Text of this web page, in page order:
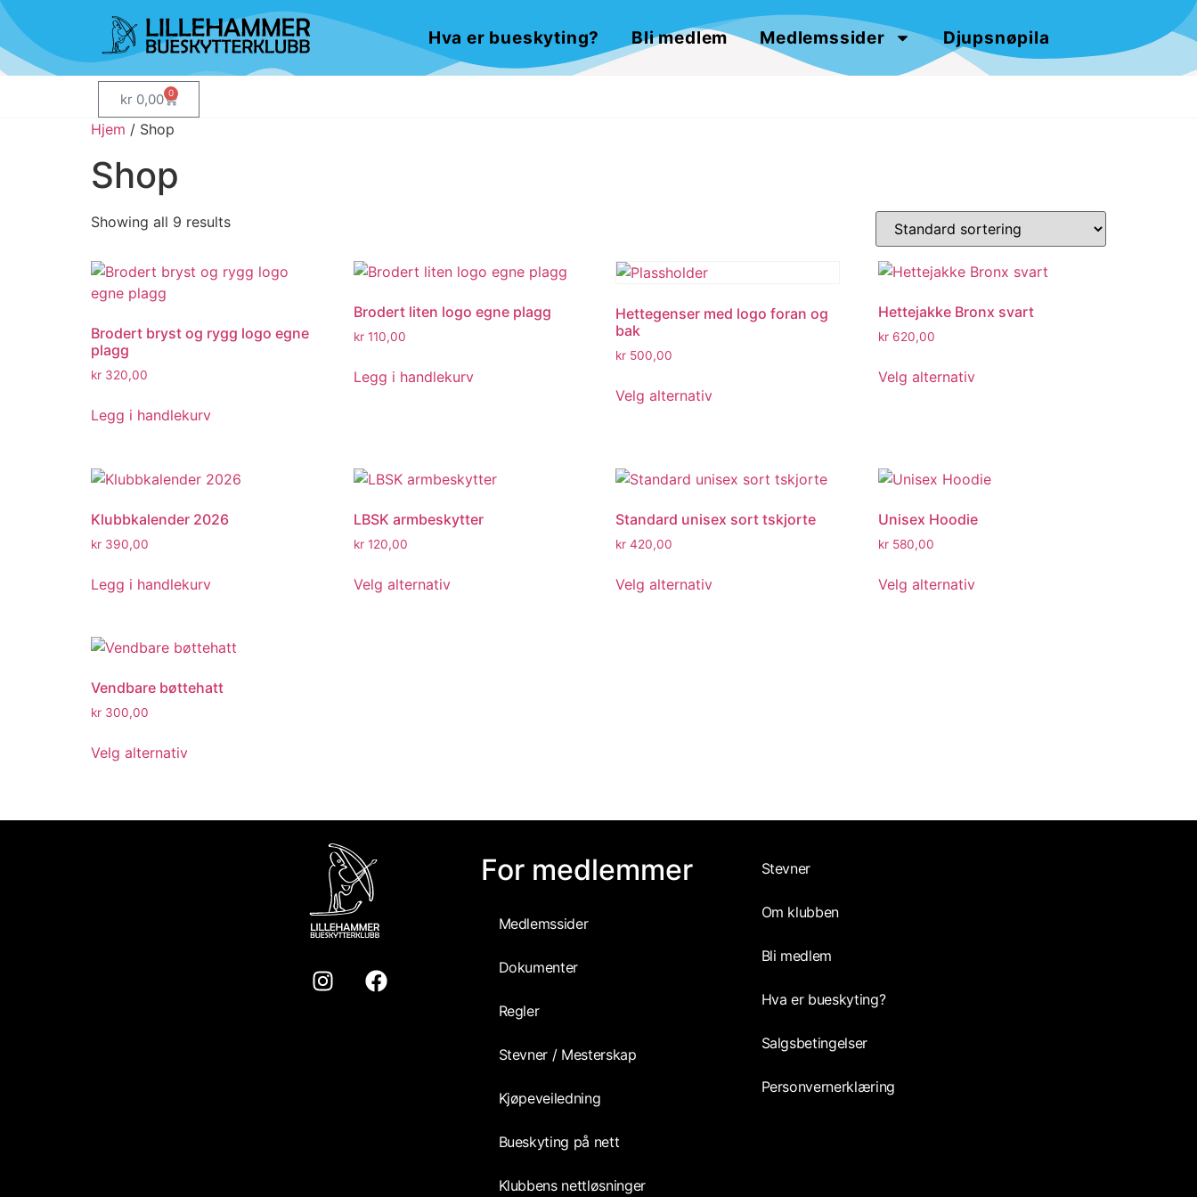
Hva er bueskyting? Bli medlem Medlemssider Djupsnøpila
kr 0,00 0
Hjem / Shop
Shop
Showing all 9 results
Brodert bryst og rygg logo egne
plagg
kr 320,00
Legg i handlekurv
Brodert liten logo egne plagg
kr110,00
Legg i handlekurv
Hettegenser med logo foran og
bak
kr 500,00
Velg alternativ
Hettejakke Bronx svart
kr 620,00
Velg alternativ
Klubbkalender 2026
kr 390,00
Legg i handlekurv
LBSK armbeskytter
kr120,00
Velg alternativ
Standard unisex sort tskjorte
kr 420,00
Velg alternativ
Unisex Hoodie
kr 580,00
Velg alternativ
Vendbare bøttehatt
kr 300,00
Velg alternativ
For medlemmer
Medlemssider
Dokumenter
Regler
Stevner / Mesterskap
Kjøpeveiledning
Bueskyting på nett
Klubbens nettløsninger
Stevner
Om klubben
Bli medlem
Hva er bueskyting?
Salgsbetingelser
Personvernerklæring